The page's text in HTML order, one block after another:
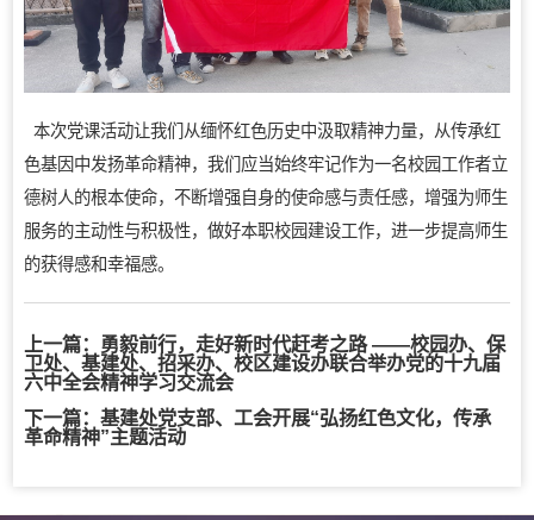
本次党课活动让我们从缅怀红色历史中汲取精神力量，从传承红
色基因中发扬革命精神，我们应当始终牢记作为一名校园工作者立
德树人的根本使命，不断增强自身的使命感与责任感，增强为师生
服务的主动性与积极性，做好本职校园建设工作，进一步提高师生
的获得感和幸福感。
上一篇： 勇毅前行，走好新时代赶考之路 ——校园办、保
卫处、基建处、招采办、校区建设办联合举办党的十九届
六中全会精神学习交流会
下一篇：基建处党支部、工会开展“弘扬红色文化，传承
革命精神”主题活动